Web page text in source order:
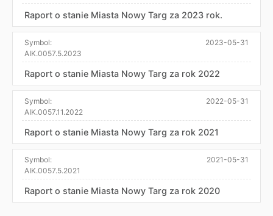
Raport o stanie Miasta Nowy Targ za 2023 rok.
Symbol:
AIK.0057.5.2023
2023-05-31
Raport o stanie Miasta Nowy Targ za rok 2022
Symbol:
AIK.0057.11.2022
2022-05-31
Raport o stanie Miasta Nowy Targ za rok 2021
Symbol:
AIK.0057.5.2021
2021-05-31
Raport o stanie Miasta Nowy Targ za rok 2020